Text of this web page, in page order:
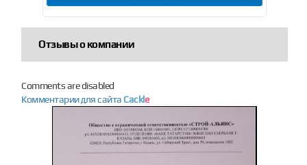
Отзывы о компании
Comments are disabled
Комментарии для сайта Cackle